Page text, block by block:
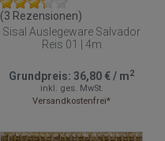
(3 Rezensionen)
Sisal Auslegeware Salvador
Reis 01 | 4m
Grundpreis: 36,80 €/ m2
inkl. ges. MwSt.
Versandkostenfrei*